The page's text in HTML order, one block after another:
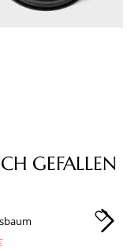
GEFALLEN